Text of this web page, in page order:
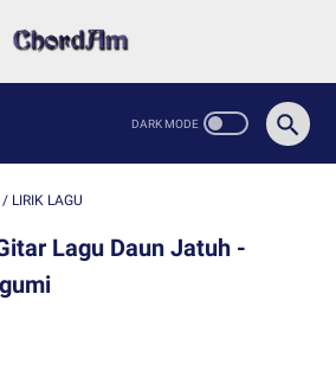
/ LIRIK LAGU
Lagu Daun Jatuh -